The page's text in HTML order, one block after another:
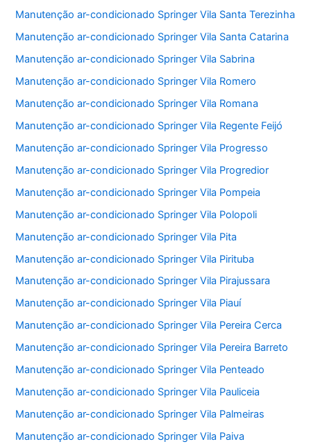
Manutenção ar-condicionado Springer Vila Santa Terezinha
Manutenção ar-condicionado Springer Vila Santa Catarina
Manutenção ar-condicionado Springer Vila Sabrina
Manutenção ar-condicionado Springer Vila Romero
Manutenção ar-condicionado Springer Vila Romana
Manutenção ar-condicionado Springer Vila Regente Feijó
Manutenção ar-condicionado Springer Vila Progresso
Manutenção ar-condicionado Springer Vila Progredior
Manutenção ar-condicionado Springer Vila Pompeia
Manutenção ar-condicionado Springer Vila Polopoli
Manutenção ar-condicionado Springer Vila Pita
Manutenção ar-condicionado Springer Vila Pirituba
Manutenção ar-condicionado Springer Vila Pirajussara
Manutenção ar-condicionado Springer Vila Piauí
Manutenção ar-condicionado Springer Vila Pereira Cerca
Manutenção ar-condicionado Springer Vila Pereira Barreto
Manutenção ar-condicionado Springer Vila Penteado
Manutenção ar-condicionado Springer Vila Pauliceia
Manutenção ar-condicionado Springer Vila Palmeiras
Manutenção ar-condicionado Springer Vila Paiva